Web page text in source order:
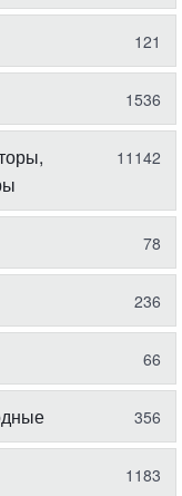
121
1536
11142
78
236
66
356
1183